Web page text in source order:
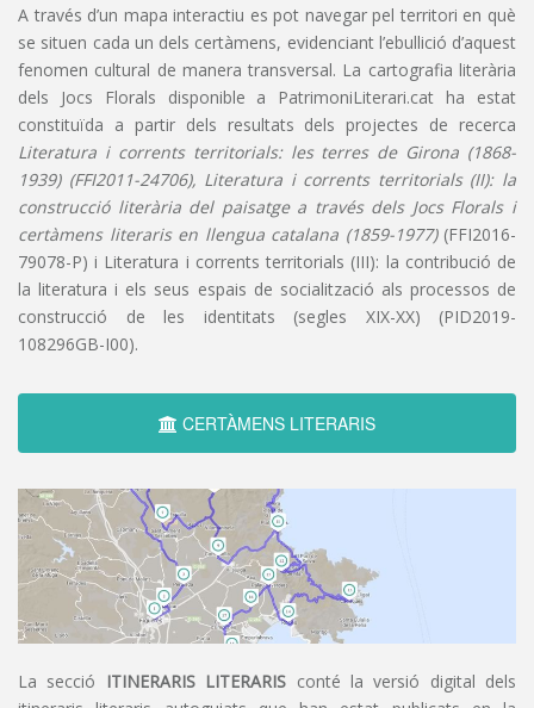
A través d’un mapa interactiu es pot navegar pel territori en què
se situen cada un dels certàmens, evidenciant l’ebullició d’aquest
fenomen cultural de manera transversal. La cartografia literària
dels Jocs Florals disponible a PatrimoniLiterari.cat ha estat
constituïda a partir dels resultats dels projectes de recerca
Literatura i corrents territorials: les terres de Girona (1868-
1939) (FFI2011-24706), Literatura i corrents territorials (II): la
construcció literària del paisatge a través dels Jocs Florals i
certàmens literaris en llengua catalana (1859-1977)(FFI2016-
79078-P) i Literatura i corrents territorials (III): la contribució de
la literatura i els seus espais de socialització als processos de
construcció de les identitats (segles XIX-XX) (PID2019-
108296GB-I00).
CERTÀMENS LITERARIS
La secció ITINERARIS LITERARIS conté la versió digital dels